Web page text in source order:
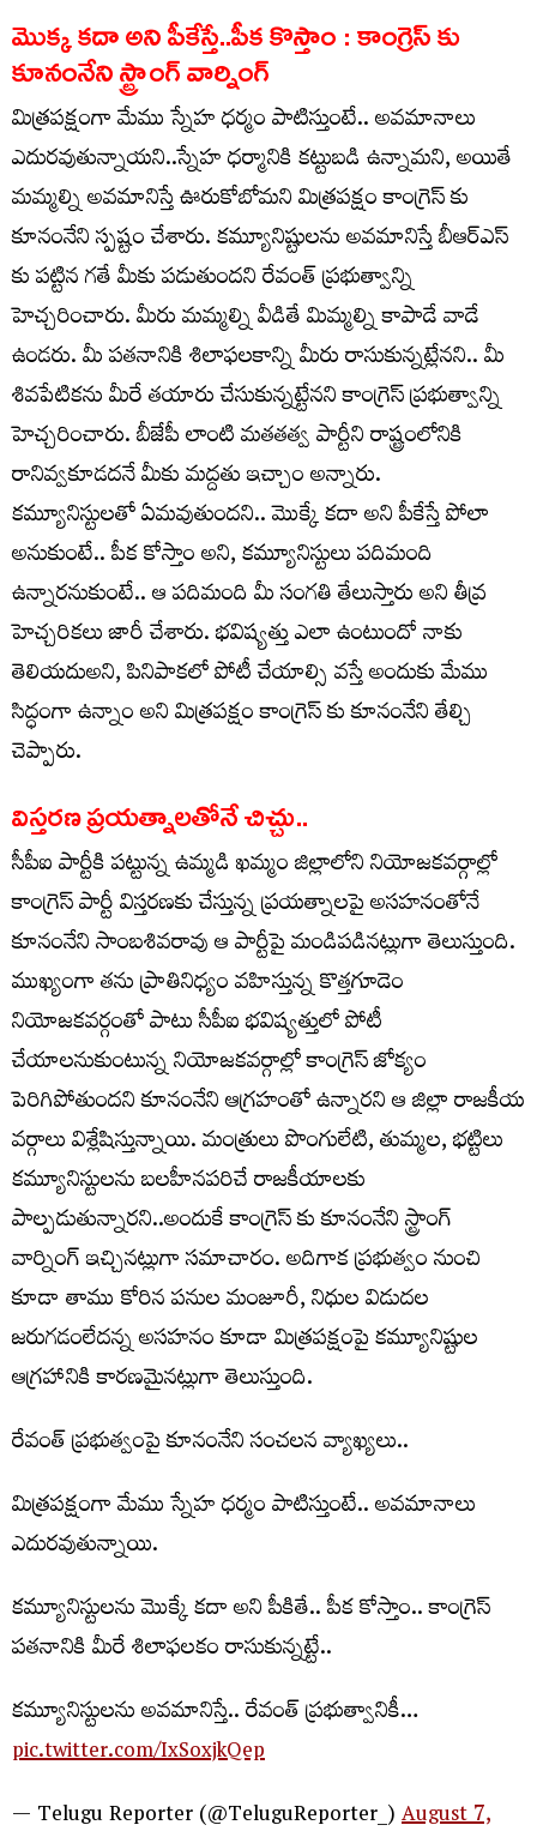
మొక్క కదా అని పీకేస్తే..పీక కొస్తాం : కాంగ్రెస్ కు
కూనంనేని స్ట్రాంగ్ వార్నింగ్
మిత్రపక్షంగా మేము స్నేహ ధర్మం పాటిస్తుంటే.. అవమానాలు
ఎదురవుతున్నాయని..స్నేహ ధర్మానికి కట్టుబడి ఉన్నామని, అయితే
మమ్మల్ని అవమానిస్తే ఊరుకోబోమని మిత్రపక్షం కాంగ్రెస్ కు
కూనంనేని స్పష్టం చేశారు. కమ్యూనిష్టులను అవమానిస్తే బీఆర్ఎస్
కు పట్టిన గతే మీకు పడుతుందని రేవంత్ ప్రభుత్వాన్ని
హెచ్చరించారు. మీరు మమ్మల్ని వీడితే మిమ్మల్ని కాపాడే వాడే
ఉండరు. మీ పతనానికి శిలాఫలకాన్ని మీరు రాసుకున్నట్లేనని.. మీ
శివపేటికను మీరే తయారు చేసుకున్నట్టేనని కాంగ్రెస్ ప్రభుత్వాన్ని
హెచ్చరించారు. బీజేపీ లాంటి మతతత్వ పార్టీని రాష్ట్రంలోనికి
రానివ్వకూడదనే మీకు మద్దతు ఇచ్చాం అన్నారు.
కమ్యూనిస్టులతో ఏమవుతుందని.. మొక్కే కదా అని పీకేస్తే పోలా
అనుకుంటే.. పీక కోస్తాం అని, కమ్యూనిస్టులు పదిమంది
ఉన్నారనుకుంటే.. ఆ పదిమంది మీ సంగతి తేలుస్తారు అని తీవ్ర
హెచ్చరికలు జారీ చేశారు. భవిష్యత్తు ఎలా ఉంటుందో నాకు
తెలియదుఅని, పినిపాకలో పోటీ చేయాల్సి వస్తే అందుకు మేము
సిద్ధంగా ఉన్నాం అని మిత్రపక్షం కాంగ్రెస్ కు కూనంనేని తేల్చి
చెప్పారు.
విస్తరణ ప్రయత్నాలతోనే చిచ్చు..
సీపీఐ పార్టీకి పట్టున్న ఉమ్మడి ఖమ్మం జిల్లాలోని నియోజకవర్గాల్లో
కాంగ్రెస్ పార్టీ విస్తరణకు చేస్తున్న ప్రయత్నాలపై అసహనంతోనే
కూనంనేని సాంబశివరావు ఆ పార్టీపై మండిపడినట్లుగా తెలుస్తుంది.
ముఖ్యంగా తను ప్రాతినిధ్యం వహిస్తున్న కొత్తగూడెం
నియోజకవర్గంతో పాటు సీపీఐ భవిష్యత్తులో పోటీ
చేయాలనుకుంటున్న నియోజకవర్గాల్లో కాంగ్రెస్ జోక్యం
పెరిగిపోతుందని కూనంనేని ఆగ్రహంతో ఉన్నారని ఆ జిల్లా రాజకీయ
వర్గాలు విశ్లేషిస్తున్నాయి. మంత్రులు పొంగులేటి, తుమ్మల, భట్టిలు
కమ్యూనిస్టులను బలహీనపరిచే రాజకీయాలకు
పాల్పడుతున్నారని..అందుకే కాంగ్రెస్ కు కూనంనేని స్ట్రాంగ్
వార్నింగ్ ఇచ్చినట్లుగా సమాచారం. అదిగాక ప్రభుత్వం నుంచి
కూడా తాము కోరిన పనుల మంజూరీ, నిధుల విడుదల
జరుగడంలేదన్న అసహనం కూడా మిత్రపక్షంపై కమ్యూనిష్టుల
ఆగ్రహానికి కారణమైనట్లుగా తెలుస్తుంది.
రేవంత్ ప్ర‌భుత్వంపై కూనంనేని సంచ‌ల‌న వ్యాఖ్య‌లు..
మిత్రపక్షంగా మేము స్నేహ ధర్మం పాటిస్తుంటే.. అవమానాలు
ఎదురవుతున్నాయి.
కమ్యూనిస్టుల‌ను మొక్కే కదా అని పీకితే.. పీక కోస్తాం.. కాంగ్రెస్
పతనానికి మీరే శిలాఫలకం రాసుకున్న‌ట్టే..
క‌మ్యూనిస్టుల‌ను అవ‌మానిస్తే.. రేవంత్ ప్ర‌భుత్వానికీ…
pic.twitter.com/IxSoxjkQep
— Telugu Reporter (@TeluguReporter_)August 7,